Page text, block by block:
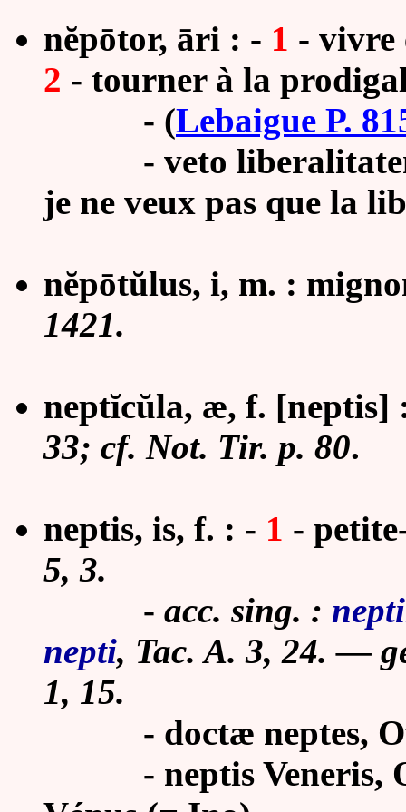
nĕpōtor, āri : - 1 - vivre
2 - tourner à la
- (Lebaigue P.
- veto liberalitatem
je ne veux pas que la
nĕpōtŭlus, i, m. :
1421.
neptĭcŭla, æ, f.
33; cf. Not. Tir. p. 80.
neptis, is, f. : - 1 -
5, 3.
- acc. sing. :
nepti, Tac. A. 3, 24. —
1, 15.
- doctæ neptes,
- neptis Veneris,